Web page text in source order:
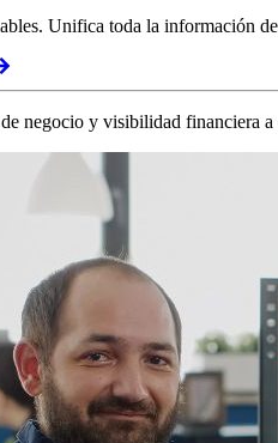
Unifica toda la información
negocio y visibilidad financiera a